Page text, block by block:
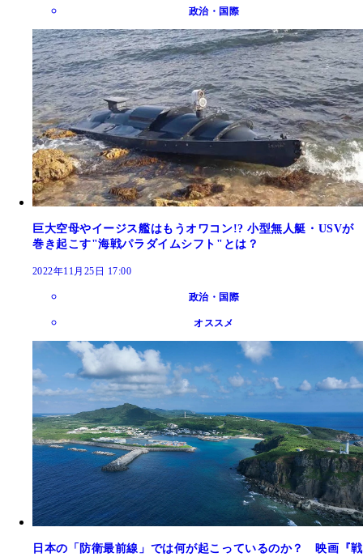
政治・国際
巨大空母やイージス艦はもうオワコン!? 小型無人艇・USVが
巻き起こす"海戦パラダイムシフト"とは？
2022年11月25日 17:00
政治・国際
オススメ
日本の「防衛最前線」では何が起こっているのか？ 映画『戦